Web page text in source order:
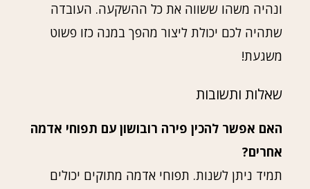
ונהיה משהו ששווה את כל ההשקעה. העובדה
שתהיה לכם יכולת ליצור מהפך במנה כזו פשוט
משגעת!
שאלות ותשובות
האם אפשר להכין פירה רובושון עם תפוחי אדמה
אחרים?
תמיד ניתן לשנות. תפוחי אדמה מתוקים יכולים